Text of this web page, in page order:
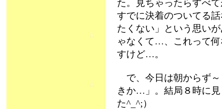
た。見ちゃったらすべ
すでに決着のついてる
たくない」という思い
ゃなくて…、これって
すけど…。
で、今日は朝からず～
きか…」。結局８時に
た^_^;）